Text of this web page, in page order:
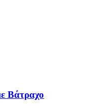
Βάτραχο